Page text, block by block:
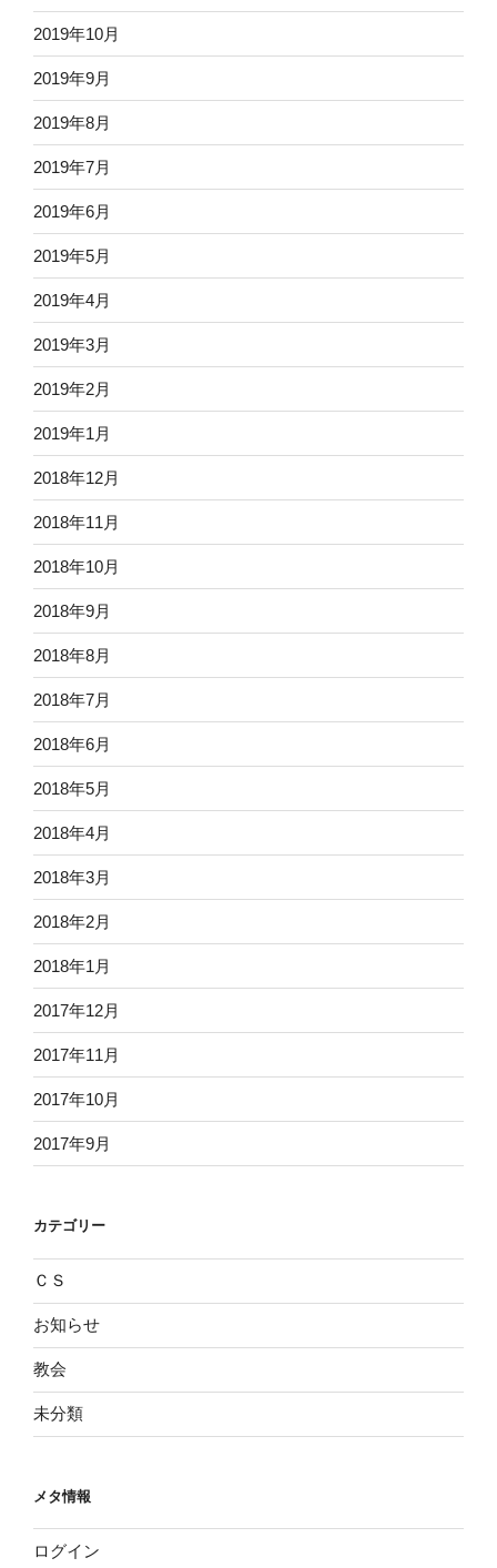
2019年10月
2019年9月
2019年8月
2019年7月
2019年6月
2019年5月
2019年4月
2019年3月
2019年2月
2019年1月
2018年12月
2018年11月
2018年10月
2018年9月
2018年8月
2018年7月
2018年6月
2018年5月
2018年4月
2018年3月
2018年2月
2018年1月
2017年12月
2017年11月
2017年10月
2017年9月
カテゴリー
ＣＳ
お知らせ
教会
未分類
メタ情報
ログイン